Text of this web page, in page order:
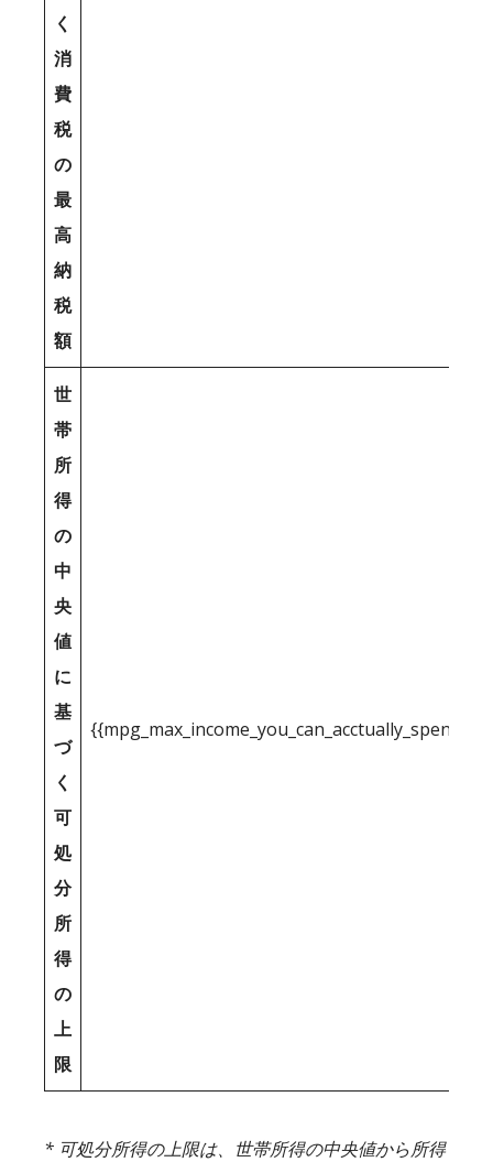
く
消
費
税
の
最
高
納
税
額
世
帯
所
得
の
中
央
値
に
基
づ
く
可
処
分
所
得
の
上
限
* 可処分所得の上限は、世帯所得の中央値から所得